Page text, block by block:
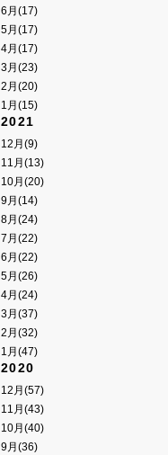
6月(17)
5月(17)
4月(17)
3月(23)
2月(20)
1月(15)
2021
12月(9)
11月(13)
10月(20)
9月(14)
8月(24)
7月(22)
6月(22)
5月(26)
4月(24)
3月(37)
2月(32)
1月(47)
2020
12月(57)
11月(43)
10月(40)
9月(36)